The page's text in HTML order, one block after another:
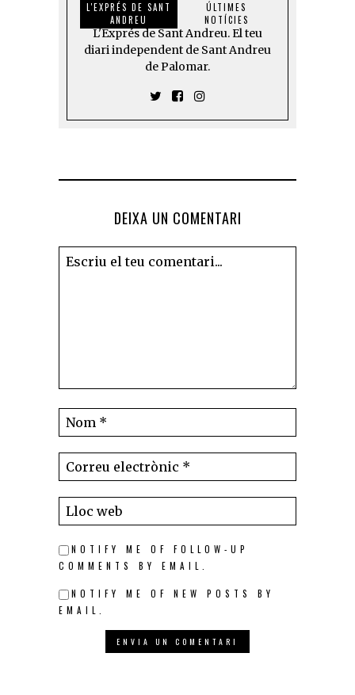
L'EXPRÉS DE SANT
ANDREU
ÚLTIMES
NOTÍCIES
L'Exprés de Sant Andreu. El teu
diari independent de Sant Andreu
de Palomar.
DEIXA UN COMENTARI
NOTIFY ME OF FOLLOW-UP
COMMENTS BY EMAIL.
NOTIFY ME OF NEW POSTS BY
EMAIL.